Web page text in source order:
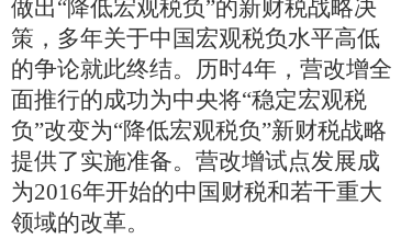
做出“降低宏观税负”的新财税战略决
策，多年关于中国宏观税负水平高低
的争论就此终结。历时4年，营改增全
面推行的成功为中央将“稳定宏观税
负”改变为“降低宏观税负”新财税战略
提供了实施准备。营改增试点发展成
为2016年开始的中国财税和若干重大
领域的改革。